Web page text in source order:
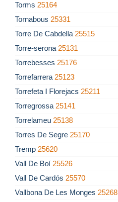
Torms 25164
Tornabous 25331
Torre De Cabdella 25515
Torre-serona 25131
Torrebesses 25176
Torrefarrera 25123
Torrefeta I Florejacs 25211
Torregrossa 25141
Torrelameu 25138
Torres De Segre 25170
Tremp 25620
Vall De Boí 25526
Vall De Cardós 25570
Vallbona De Les Monges 25268